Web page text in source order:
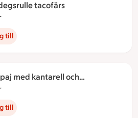
tacofärs
till
med kantarell och
till